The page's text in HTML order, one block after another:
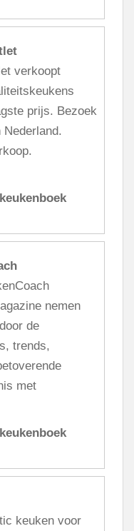
verkoopt
prijs. Bezoek
nemen
de
trends,
met
keuken voor